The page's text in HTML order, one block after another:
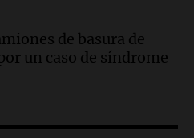
de basura de
un caso de síndrome